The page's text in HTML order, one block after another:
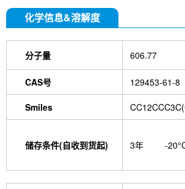
化学信息&溶解度
分子量 606.77
CAS号 129453-61-8
Smiles
储存条件(自收到货起) 3年 -